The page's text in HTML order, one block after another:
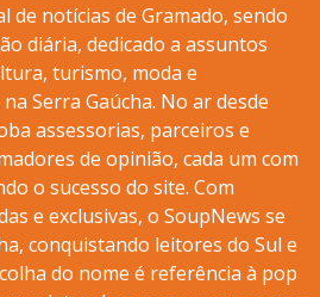
de notícias de Gramado, sendo
diária, dedicado a assuntos
turismo, moda e
Serra Gaúcha. No ar desde
assessorias, parceiros e
de opinião, cada um com
o sucesso do site. Com
e exclusivas, o SoupNews se
conquistando leitores do Sul e
do nome é referência à pop